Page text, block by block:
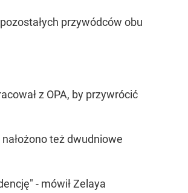
przywódców obu
z OPA, by przywrócić
też dwudniowe
- mówił Zelaya